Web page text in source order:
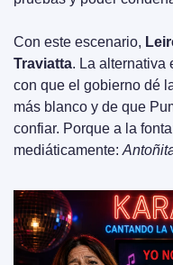
Con este escenario,
Traviatta. La alternativa
con que el gobierno dé
más blanco y de que
confiar. Porque a la
mediáticamente: